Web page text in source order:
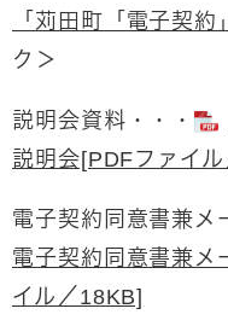
「苅田町「電子契約
ク＞
説明会資料・・・
説明会​[PDFファイ
電子契約同意書兼メ
電子契約同意書兼メ
イル／18KB]